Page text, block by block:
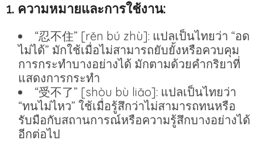
1. ความหมายและการใช้งาน:
“忍不住” [rěn bú zhù]: แปลเป็นไทยว่า “อด
ไม่ได้” มักใช้เมื่อไม่สามารถยับยั้งหรือควบคุม
การกระทำบางอย่างได้ มักตามด้วยคำกริยาที่
แสดงการกระทำ
“受不了” [shòu bù liǎo]: แปลเป็นไทยว่า
“ทนไม่ไหว” ใช้เมื่อรู้สึกว่าไม่สามารถทนหรือ
รับมือกับสถานการณ์หรือความรู้สึกบางอย่างได้
อีกต่อไป